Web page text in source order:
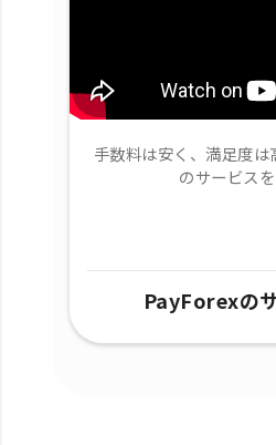
手数料は安く、満足度
のサービスを
PayForexの